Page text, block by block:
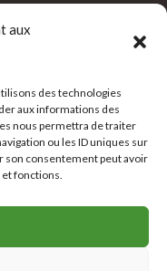
aux
des technologies
aux informations des
nous permettra de traiter
ou les ID uniques sur
son consentement peut avoir
fonctions.